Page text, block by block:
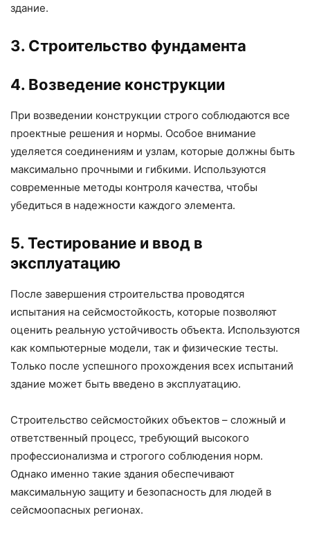
здание.
3. Строительство фундамента
4. Возведение конструкции
При возведении конструкции строго соблюдаются все
проектные решения и нормы. Особое внимание
уделяется соединениям и узлам, которые должны быть
максимально прочными и гибкими. Используются
современные методы контроля качества, чтобы
убедиться в надежности каждого элемента.
5. Тестирование и ввод в
эксплуатацию
После завершения строительства проводятся
испытания на сейсмостойкость, которые позволяют
оценить реальную устойчивость объекта. Используются
как компьютерные модели, так и физические тесты.
Только после успешного прохождения всех испытаний
здание может быть введено в эксплуатацию.
Строительство сейсмостойких объектов – сложный и
ответственный процесс, требующий высокого
профессионализма и строгого соблюдения норм.
Однако именно такие здания обеспечивают
максимальную защиту и безопасность для людей в
сейсмоопасных регионах.